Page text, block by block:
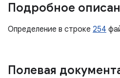
Подробное
Определение в строке 254
Полевая